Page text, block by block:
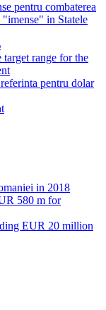
pentru combaterea
in Statele
target range for the
pentru dolar
in 2018
580 m for
EUR 20 million